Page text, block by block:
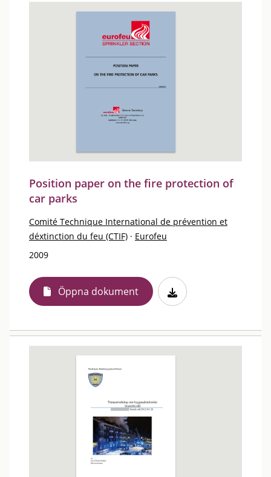
Position paper on the fire protection of
car parks
Comité Technique International de prévention et
déxtinction du feu (CTIF) · Eurofeu
2009
Öppna dokument